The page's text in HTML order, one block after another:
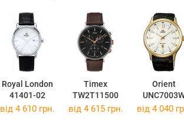
Royal London
41401-02
Timex
TW2T11500
Orient
від 4 610 грн. від 4 615 грн. від 4 040